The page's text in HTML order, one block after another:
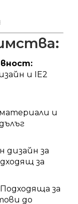
и IE2
и
дизайн за
за
Подходяща за
до